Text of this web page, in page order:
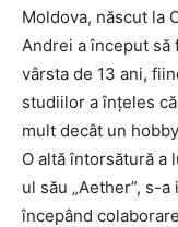
Moldova, născut la
Andrei a început să
vârsta de 13 ani,
studiilor a înțeles
mult decât un
O altă întorsătură a
ul său „Aether”, s-
începând